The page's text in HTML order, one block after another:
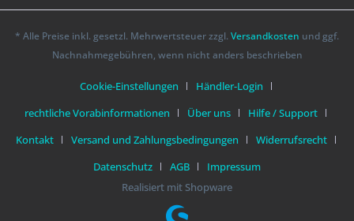
* Alle Preise inkl. gesetzl. Mehrwertsteuer zzgl. Versandkosten und ggf.
Nachnahmegebühren, wenn nicht anders beschrieben
Cookie-Einstellungen
Händler-Login
rechtliche Vorabinformationen
Über uns
Hilfe / Support
Kontakt
Versand und Zahlungsbedingungen
Widerrufsrecht
Datenschutz
AGB
Impressum
Realisiert mit Shopware